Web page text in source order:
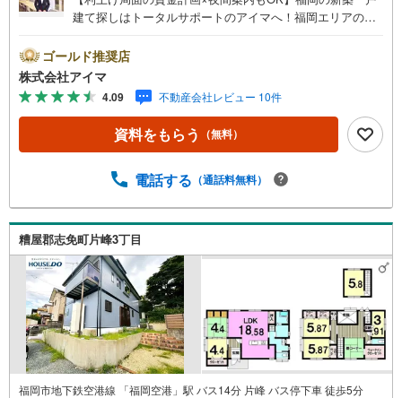
建て探しはトータルサポートのアイマへ！福岡エリアの最
画」から「物件選び」まで全力でバックアップいたしま
す。＼株式会社アイマが選ばれる2大サポート/【プロ目線
のローンの提案力】大手ネット銀行をはじめ多数の金融機
関と提携。お借入期間「最長50年」のプランや今注目の低
金利プランなど、購入後の生活にゆとりを持たせるための
最適な資金計画をご提案します。【フットワーク軽い安心
いて移動が大変」という方も大歓迎。平日・夜間の現地案
いたします。まずは『見るだけ』『ローン相談だけ』でも
大歓迎。お客様のペースを最優先し、無理な営業は一切行
いません。お客様のライフスタイルに合わせた快適な住ま
い探しをお手伝いいたします。まずはお気軽にお問い合わ
せくださいませ。
ゴールド推奨店
株式会社アイマ
4.09 不動産会社レビュー 10件
資料をもらう （無料）
電話する （通話料無料）
糟屋郡志免町片峰3丁目
福岡市地下鉄空港線 「福岡空港」駅 バス14分 片峰 バス停下車 徒歩5分